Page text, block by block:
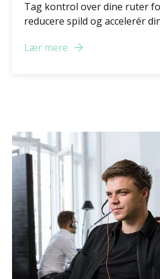
Tag kontrol over dine ruter
reducere spild og accelerér
Lær mere